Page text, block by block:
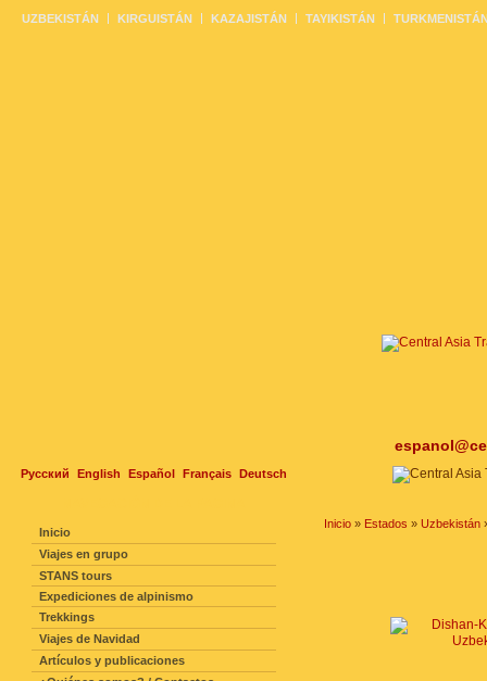
Русский English Español Français Deutsch
UZBEKISTÁN KIRGUISTÁN KAZAJISTÁN TAYIKISTÁN
Inicio » Estados » Uzbekistán
Inicio
Viajes en grupo
STANS tours
Expediciones de alpinismo
Trekkings
Viajes de Navidad
Artículos y publicaciones